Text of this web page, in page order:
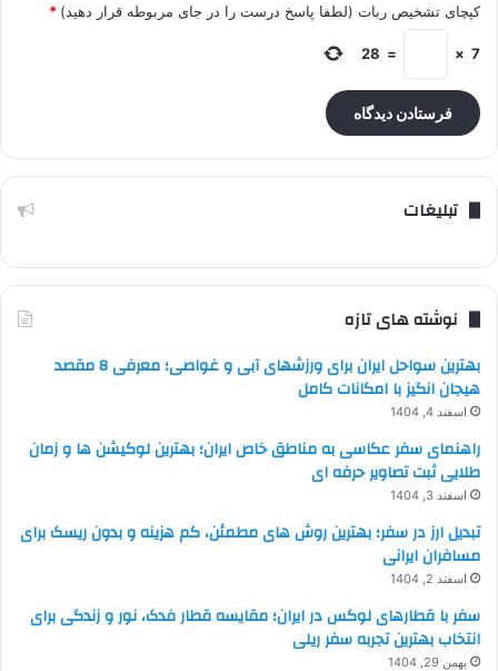
کپچای تشخیص ربات (لطفا پاسخ درست را در جای مربوطه قرار دهید) *
7
×
=
28
تبلیغات
نوشته های تازه
بهترین سواحل ایران برای ورزشهای آبی و غواصی؛ معرفی 8 مقصد
هیجان انگیز با امکانات کامل
اسفند 4, 1404
راهنمای سفر عکاسی به مناطق خاص ایران؛ بهترین لوکیشن ها و زمان
طلایی ثبت تصاویر حرفه ای
اسفند 3, 1404
تبدیل ارز در سفر؛ بهترین روش های مطمئن، کم هزینه و بدون ریسک برای
مسافران ایرانی
اسفند 2, 1404
سفر با قطارهای لوکس در ایران؛ مقایسه قطار فدک، نور و زندگی برای
انتخاب بهترین تجربه سفر ریلی
بهمن 29, 1404